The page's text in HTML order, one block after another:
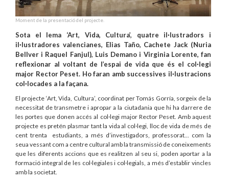
Moment de la presentació del projecte.
Sota el lema ‘Art, Vida, Cultura’, quatre il·lustradors i
il·lustradores valencianes, Elias Taño, Cachete Jack (Nuria
Bellver i Raquel Fanjul), Luis Demano i Virginia Lorente, fan
reflexionar al voltant de l’espai de vida que és el col·legi
major Rector Peset. Ho faran amb successives il·lustracions
col·locades a la façana.
El projecte ‘Art, Vida, Cultura’, coordinat per Tomás Gorría, sorgeix de la
necessitat de transmetre i apropar a la ciutadania que hi ha darrere de
les portes que donen accés al col·legi major Rector Peset. Amb aquest
projecte es pretén plasmar tant la vida al col·legi, lloc de vida de més de
cent trenta estudiants, a més d’investigadors, professorat... com la
seua vessant com a centre cultural amb la transmissió de coneixements
que les diferents accions que es realitzen al seu si, poden aportar a la
formació integral de les col·legiales i col·legials, a més d’establir vincles
amb la societat.